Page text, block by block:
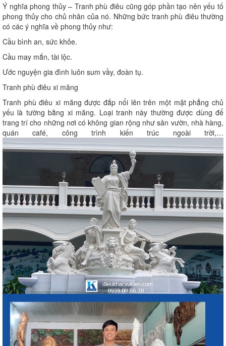
Ý nghĩa phong thủy – Tranh phù điêu cũng góp phần tạo nên yếu tố
phong thủy cho chủ nhân của nó. Những bức tranh phù điêu thường
có các ý nghĩa về phong thủy như:
Cầu bình an, sức khỏe.
Cầu may mắn, tài lộc.
Ước nguyện gia đình luôn sum vầy, đoàn tụ.
Tranh phù điêu xi măng
Tranh phù điêu xi măng được đắp nổi lên trên một mặt phẳng chủ
yếu là tường bằng xi măng. Loại tranh này thường được dùng để
trang trí cho những nơi có không gian rộng như sân vườn, nhà hàng,
quán café, công trình kiến trúc ngoài trời,…